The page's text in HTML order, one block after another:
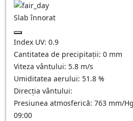
Slab înnorat
Index UV: 0.9
Cantitatea de precipitații: 0 mm
Viteza vântului: 5.8 m/s
Umiditatea aerului: 51.8 %
Direcția vântului:
Presiunea atmosferică: 763 mm/Hg
09:00